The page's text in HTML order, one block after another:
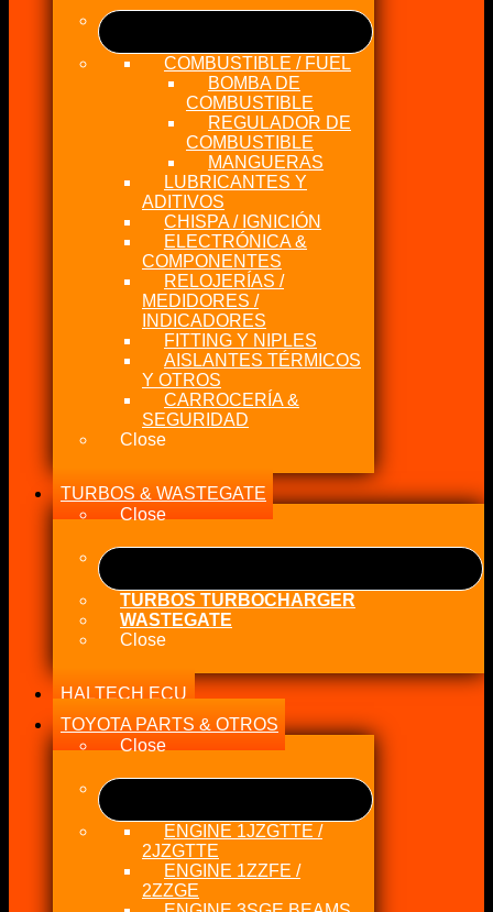
COMBUSTIBLE / FUEL
BOMBA DE
COMBUSTIBLE
REGULADOR DE
COMBUSTIBLE
MANGUERAS
LUBRICANTES Y
ADITIVOS
CHISPA / IGNICIÓN
ELECTRÓNICA &
COMPONENTES
RELOJERÍAS /
MEDIDORES /
INDICADORES
FITTING Y NIPLES
AISLANTES TÉRMICOS
Y OTROS
CARROCERÍA &
SEGURIDAD
Close
TURBOS & WASTEGATE
Close
TURBOS TURBOCHARGER
WASTEGATE
Close
HALTECH ECU
TOYOTA PARTS & OTROS
Close
ENGINE 1JZGTTE /
2JZGTTE
ENGINE 1ZZFE /
2ZZGE